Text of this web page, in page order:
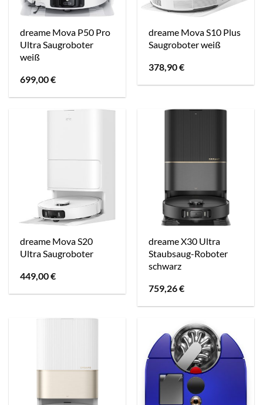
dreame Mova P50 Pro
Ultra Saugroboter
weiß
699,00€
dreame Mova S10 Plus
Saugroboter weiß
378,90€
dreame Mova S20
Ultra Saugroboter
449,00€
dreame X30 Ultra
Staubsaug-Roboter
schwarz
759,26€